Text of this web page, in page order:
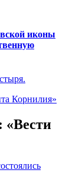
иконы
Корнилия»
«Вести